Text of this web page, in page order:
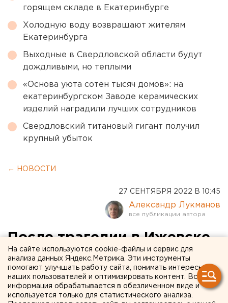
горящем складе в Екатеринбурге
Холодную воду возвращают жителям
Екатеринбурга
Выходные в Свердловской области будут
дождливыми, но теплыми
«Основа уюта сотен тысяч домов»: на
екатеринбургском Заводе керамических
изделий наградили лучших сотрудников
Свердловский титановый гигант получил
крупный убыток
← НОВОСТИ
27 СЕНТЯБРЯ 2022 В 10:45
Александр Лукманов
После трагедии в Ижевске
екатеринбургские учителя
будут сами охранять детей
На сайте используются cookie-файлы и сервис для
анализа данных Яндекс.Метрика. Эти инструменты
помогают улучшать работу сайта, понимать интересы
наших пользователей и оптимизировать контент. Вся
информация обрабатывается в обезличенном виде и
используется только для статистического анализа.